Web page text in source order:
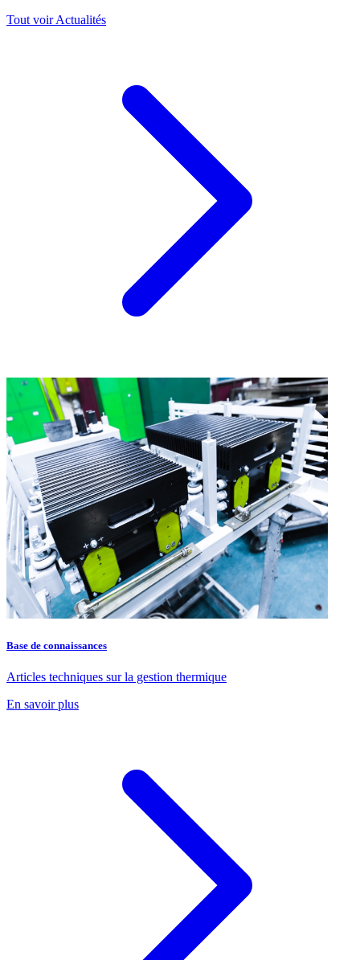
Tout voir Actualités
Base de connaissances
Articles techniques sur la gestion thermique
En savoir plus